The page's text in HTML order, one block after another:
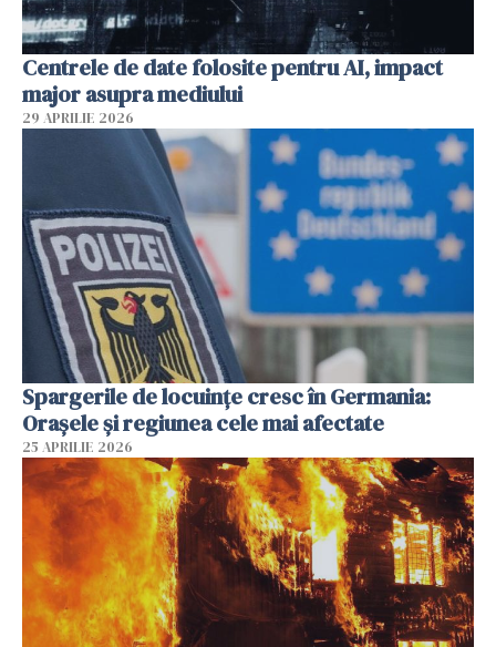
Centrele de date folosite pentru AI, impact
major asupra mediului
29 APRILIE 2026
Spargerile de locuințe cresc în Germania:
Orașele și regiunea cele mai afectate
25 APRILIE 2026